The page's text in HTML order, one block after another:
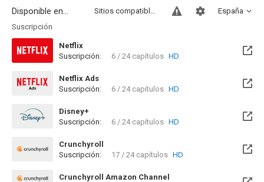
Disponible en... España
Sitios compatibles
Suscripción
Netflix
Suscripción:
6 / 24 capítulos HD
Netflix Ads
Suscripción:
6 / 24 capítulos HD
Disney+
Suscripción:
6 / 24 capítulos HD
Crunchyroll
Suscripción:
17 / 24 capítulos HD
Crunchyroll Amazon Channel